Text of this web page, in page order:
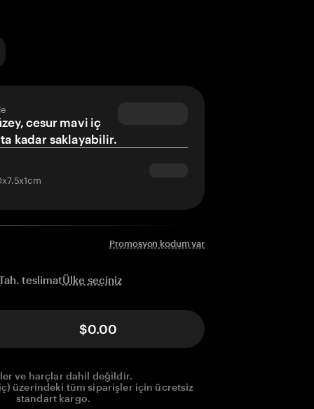
cesur mavi iç
kadar saklayabilir.
Promosyon kodum var
teslimatÜlke seçiniz
$0.00
ve harçlar dahil değildir.
üzerindeki tüm siparişler için ücretsiz
standart kargo.